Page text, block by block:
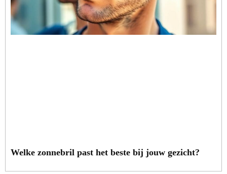
Welke zonnebril past het beste bij jouw gezicht?